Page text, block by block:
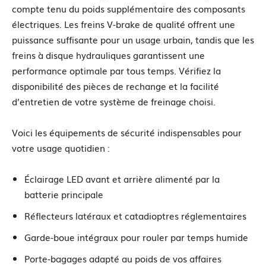
compte tenu du poids supplémentaire des composants
électriques. Les freins V-brake de qualité offrent une
puissance suffisante pour un usage urbain, tandis que les
freins à disque hydrauliques garantissent une
performance optimale par tous temps. Vérifiez la
disponibilité des pièces de rechange et la facilité
d’entretien de votre système de freinage choisi.
Voici les équipements de sécurité indispensables pour
votre usage quotidien :
Éclairage LED avant et arrière alimenté par la
batterie principale
Réflecteurs latéraux et catadioptres réglementaires
Garde-boue intégraux pour rouler par temps humide
Porte-bagages adapté au poids de vos affaires